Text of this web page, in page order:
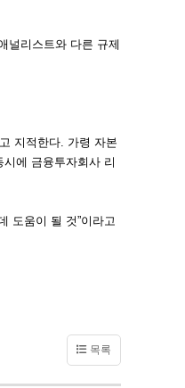
널리스트와 다른 규제
지적한다. 가령 자본
에 금융투자회사 리
도움이 될 것”이라고
목록